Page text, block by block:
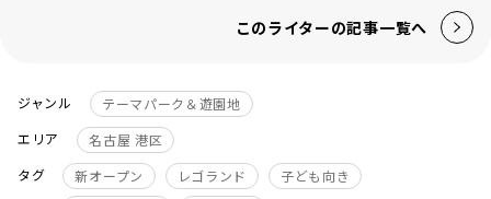
このライターの記事一覧へ
ジャンル
テーマパーク＆遊園地
エリア
名古屋 港区
タグ
新オープン レゴランド
子ども向き